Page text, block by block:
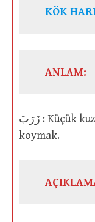
KÖK
ANLAM:
زَرَبَ : Küçük kuzuları tahta çitlerinin içerisine
koymak.